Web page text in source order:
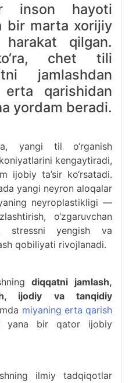
inson hayoti
bir marta xorijiy
harakat qilgan.
chet tili
jamlashdan
qarishidan
yordam beradi.
yangi til o‘rganish
kengaytiradi,
ijobiy ta’sir ko‘rsatadi.
yangi neyron aloqalar
neyroplastikligi —
o‘zgaruvchan
stressni yengish va
qobiliyati rivojlanadi.
diqqatni jamlash,
ijodiy va tanqidiy
miyaning erta qarish
yana bir qator ijobiy
ilmiy tadqiqotlar